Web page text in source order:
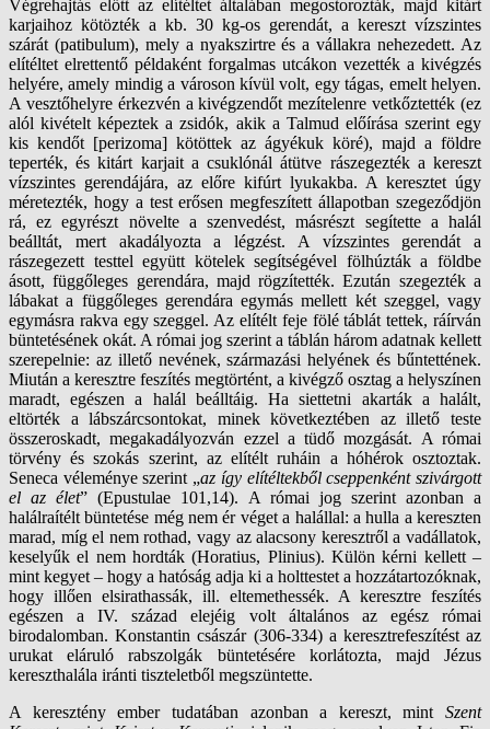
Végrehajtás előtt az elítéltet általában megostorozták, majd kitárt
karjaihoz kötözték a kb. 30 kg-os gerendát, a kereszt vízszintes
szárát (patibulum), mely a nyakszirtre és a vállakra nehezedett. Az
elítéltet elrettentő példaként forgalmas utcákon vezették a kivégzés
helyére, amely mindig a városon kívül volt, egy tágas, emelt helyen.
A vesztőhelyre érkezvén a kivégzendőt mezítelenre vetkőztették (ez
alól kivételt képeztek a zsidók, akik a Talmud előírása szerint egy
kis kendőt [perizoma] kötöttek az ágyékuk köré), majd a földre
teperték, és kitárt karjait a csuklónál átütve rászegezték a kereszt
vízszintes gerendájára, az előre kifúrt lyukakba. A keresztet úgy
méretezték, hogy a test erősen megfeszített állapotban szegeződjön
rá, ez egyrészt növelte a szenvedést, másrészt segítette a halál
beálltát, mert akadályozta a légzést. A vízszintes gerendát a
rászegezett testtel együtt kötelek segítségével fölhúzták a földbe
ásott, függőleges gerendára, majd rögzítették. Ezután szegezték a
lábakat a függőleges gerendára egymás mellett két szeggel, vagy
egymásra rakva egy szeggel. Az elítélt feje fölé táblát tettek, ráírván
büntetésének okát. A római jog szerint a táblán három adatnak kellett
szerepelnie: az illető nevének, származási helyének és bűntettének.
Miután a keresztre feszítés megtörtént, a kivégző osztag a helyszínen
maradt, egészen a halál beálltáig. Ha siettetni akarták a halált,
eltörték a lábszárcsontokat, minek következtében az illető teste
összeroskadt, megakadályozván ezzel a tüdő mozgását. A római
törvény és szokás szerint, az elítélt ruháin a hóhérok osztoztak.
Seneca véleménye szerint „az így elítéltekből cseppenként szivárgott
el az élet” (Epustulae 101,14). A római jog szerint azonban a
halálraítélt büntetése még nem ér véget a halállal: a hulla a kereszten
marad, míg el nem rothad, vagy az alacsony keresztről a vadállatok,
keselyűk el nem hordták (Horatius, Plinius). Külön kérni kellett –
mint kegyet – hogy a hatóság adja ki a holttestet a hozzátartozóknak,
hogy illően elsirathassák, ill. eltemethessék. A keresztre feszítés
egészen a IV. század elejéig volt általános az egész római
birodalomban. Konstantin császár (306-334) a keresztrefeszítést az
urukat eláruló rabszolgák büntetésére korlátozta, majd Jézus
kereszthalála iránti tiszteletből megszüntette.
A keresztény ember tudatában azonban a kereszt, mint Szent